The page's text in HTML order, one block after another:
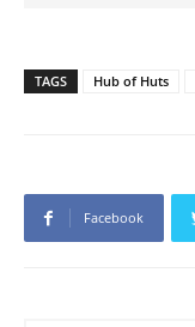
TAGS Hub of Huts
Facebook